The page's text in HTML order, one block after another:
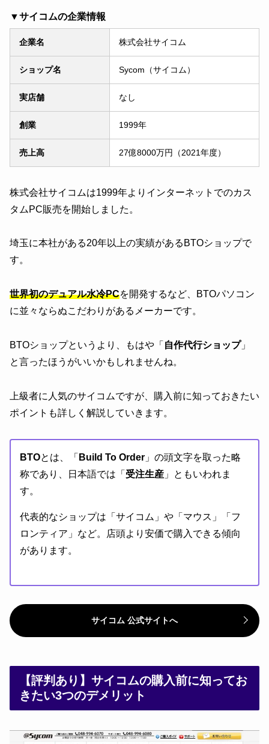
▼サイコムの企業情報
企業名 株式会社サイコム
ショップ名 Sycom（サイコム）
実店舗 なし
創業 1999年
売上高 27億8000万円（2021年度）
株式会社サイコムは1999年よりインターネットでのカス
タムPC販売を開始しました。
埼玉に本社がある20年以上の実績があるBTOショップで
す。
世界初のデュアル水冷PCを開発するなど、BTOパソコン
に並々ならぬこだわりがあるメーカーです。
BTOショップというより、もはや「 自作代行ショップ」
と言ったほうがいいかもしれませんね。
上級者に人気のサイコムですが、購入前に知っておきたい
ポイントも詳しく解説していきます。
BTOとは、「 Build To Order 」の頭文字を取った略
称であり、日本語では「 受注生産 」ともいわれま
す。
代表的なショップは「サイコム」や「マウス」「フ
ロンティア」など。店頭より安価で購入できる傾向
があります。
サイコム 公式サイトへ
【評判あり】サイコムの購入前に知ってお
きたい3つのデメリット